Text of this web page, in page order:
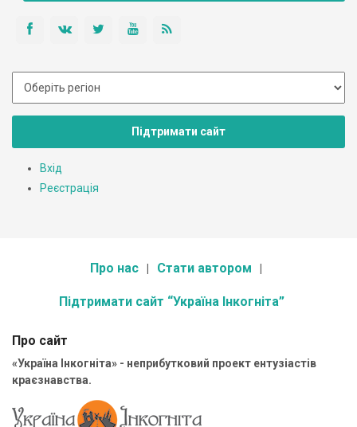
Підтримати сайт
Вхід
Реєстрація
Про нас Стати автором
Підтримати сайт “Україна Інкогніта”
Про сайт
«Україна Інкогніта» - неприбутковий проект ентузіастів
краєзнавства.